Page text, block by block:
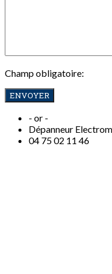
Champ obligatoire:
- or -
Dépanneur
04 75 02 11 46